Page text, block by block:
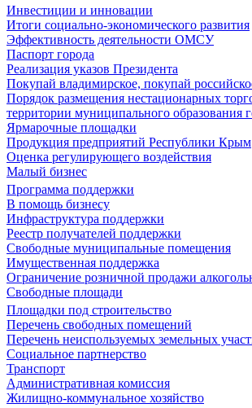
Инвестиции и инновации
Итоги социально-экономического развития
Эффективность деятельности ОМСУ
Паспорт города
Реализация указов Президента
Покупай владимирское, покупай
Порядок размещения нестационарных
территории муниципального образования
Ярмарочные площадки
Продукция предприятий Республики Крым
Оценка регулирующего воздействия
Малый бизнес
Программа поддержки
В помощь бизнесу
Инфраструктура поддержки
Реестр получателей поддержки
Свободные муниципальные помещения
Имущественная поддержка
Ограничение розничной продажи
Свободные площади
Площадки под строительство
Перечень свободных помещений
Перечень неиспользуемых земельных
Социальное партнерство
Транспорт
Административная комиссия
Жилищно-коммунальное хозяйство